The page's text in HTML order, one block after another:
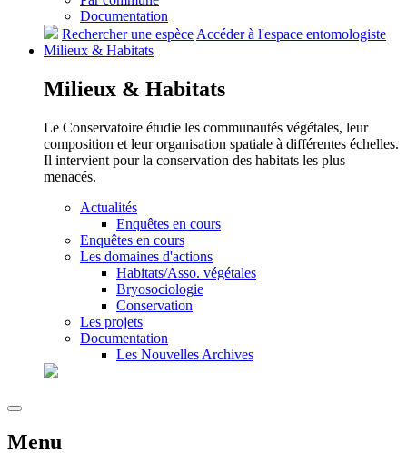
Documentation
Rechercher une espèce Accéder à l'espace entomologiste
Milieux & Habitats
Milieux & Habitats
Le Conservatoire étudie les communautés végétales, leur
composition et leur organisation spatiale à différentes échelles.
Il intervient pour la conservation des habitats les plus
menacés.
Actualités
Enquêtes en cours
Enquêtes en cours
Les domaines d'actions
Habitats/Asso. végétales
Bryosociologie
Conservation
Les projets
Documentation
Les Nouvelles Archives
Menu